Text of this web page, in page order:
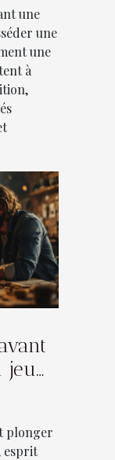
une
une
une
à
jeu
plonger
esprit